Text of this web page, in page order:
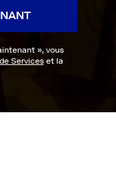
», vous
Serviceset la